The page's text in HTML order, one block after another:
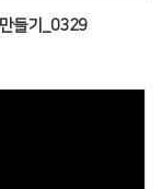
들기_0329